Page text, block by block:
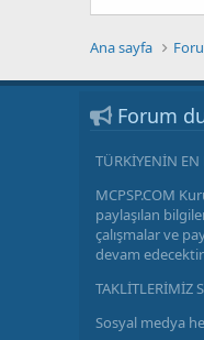
Ana sayfa
Forum
TÜRKİYENİN EN
MCPSP.COM
paylaşılan
çalışmalar ve
devam
TAKLİTLERİMİZ
Sosyal medya